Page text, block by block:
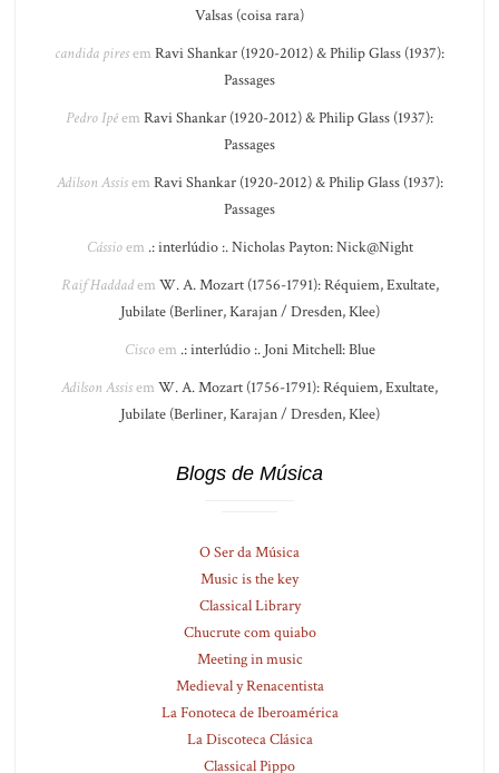
Valsas (coisa rara)
candida piresem Ravi Shankar (1920-2012) & Philip Glass (1937):
Passages
Pedro Ipêem Ravi Shankar (1920-2012) & Philip Glass (1937):
Passages
Adilson Assisem Ravi Shankar (1920-2012) & Philip Glass (1937):
Passages
Cássioem .: interlúdio :. Nicholas Payton: Nick@Night
Raif Haddadem W. A. Mozart (1756-1791): Réquiem, Exultate,
Jubilate (Berliner, Karajan / Dresden, Klee)
Ciscoem .: interlúdio :. Joni Mitchell: Blue
Adilson Assisem W. A. Mozart (1756-1791): Réquiem, Exultate,
Jubilate (Berliner, Karajan / Dresden, Klee)
Blogs de Música
O Ser da Música
Music is the key
Classical Library
Chucrute com quiabo
Meeting in music
Medieval y Renacentista
La Fonoteca de Iberoamérica
La Discoteca Clásica
Classical Pippo